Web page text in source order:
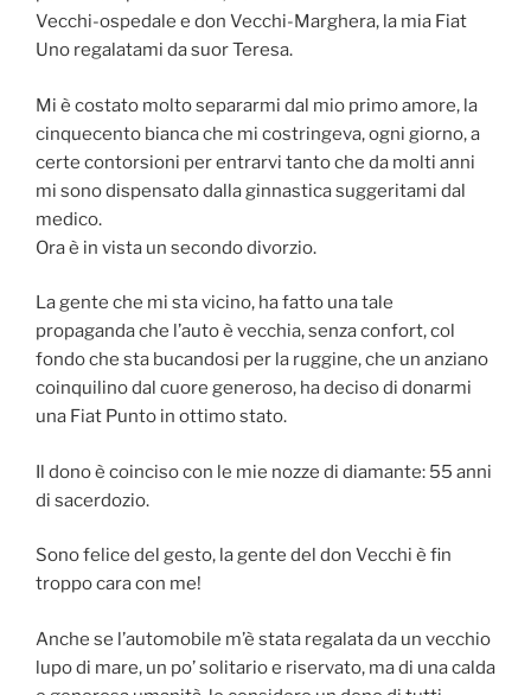
Vecchi-ospedale e don Vecchi-Marghera, la mia Fiat
Uno regalatami da suor Teresa.
Mi è costato molto separarmi dal mio primo amore, la
cinquecento bianca che mi costringeva, ogni giorno, a
certe contorsioni per entrarvi tanto che da molti anni
mi sono dispensato dalla ginnastica suggeritami dal
medico.
Ora è in vista un secondo divorzio.
La gente che mi sta vicino, ha fatto una tale
propaganda che l’auto è vecchia, senza confort, col
fondo che sta bucandosi per la ruggine, che un anziano
coinquilino dal cuore generoso, ha deciso di donarmi
una Fiat Punto in ottimo stato.
Il dono è coinciso con le mie nozze di diamante: 55 anni
di sacerdozio.
Sono felice del gesto, la gente del don Vecchi è fin
troppo cara con me!
Anche se l’automobile m’è stata regalata da un vecchio
lupo di mare, un po’ solitario e riservato, ma di una calda